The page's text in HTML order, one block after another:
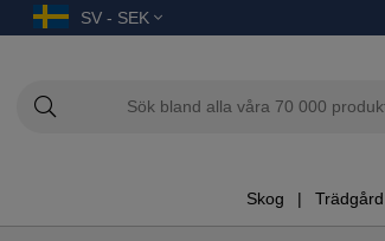
SV - SEK
Skog Trädgård